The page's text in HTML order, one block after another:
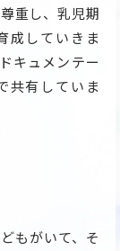
重し、乳児期
成していきま
キュメンテー
共有していま
もがいて、そ